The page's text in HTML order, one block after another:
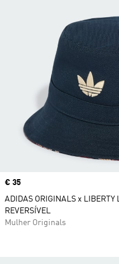
Price
€ 35
ADIDAS ORIGINALS x LIBERTY
REVERSÍVEL
Mulher Originals